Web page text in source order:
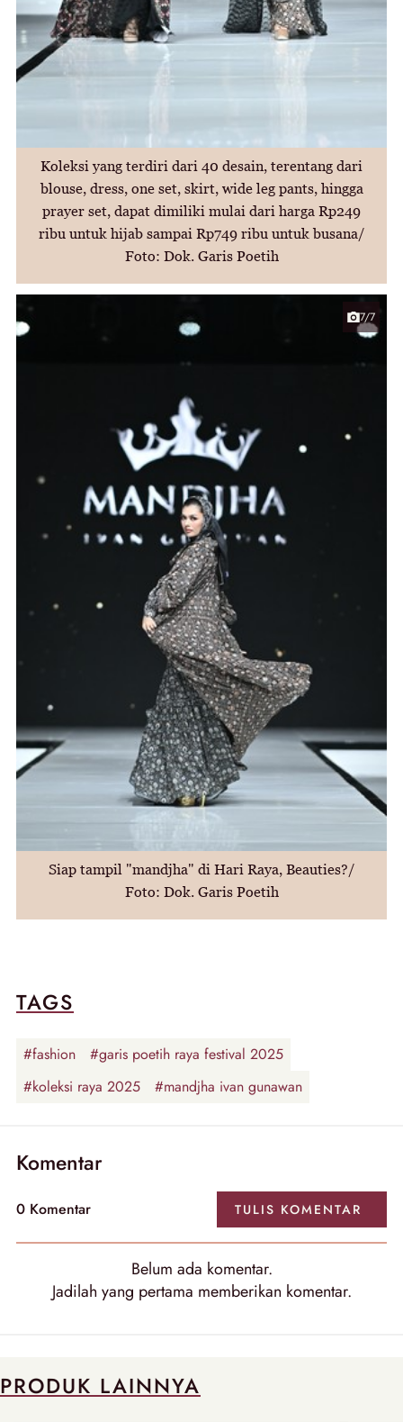
Koleksi yang terdiri dari 40 desain, terentang dari
blouse, dress, one set, skirt, wide leg pants, hingga
prayer set, dapat dimiliki mulai dari harga Rp249
ribu untuk hijab sampai Rp749 ribu untuk busana/
Foto: Dok. Garis Poetih
7/7
Siap tampil "mandjha" di Hari Raya, Beauties?/
Foto: Dok. Garis Poetih
TAGS
#fashion
#garis poetih raya festival 2025
#koleksi raya 2025
#mandjha ivan gunawan
Komentar
0 Komentar TULIS KOMENTAR
Belum ada komentar.
Jadilah yang pertama memberikan komentar.
PRODUK LAINNYA